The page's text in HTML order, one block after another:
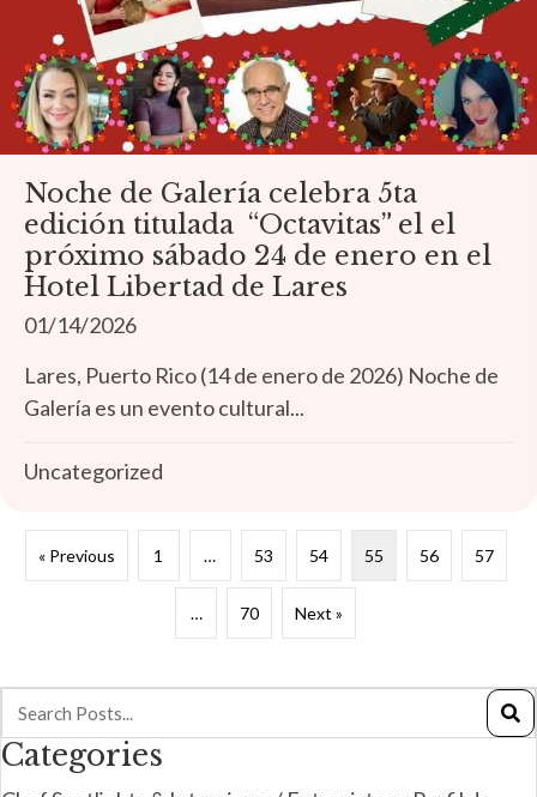
Noche de Galería celebra 5ta
edición titulada “Octavitas” el el
próximo sábado 24 de enero en el
Hotel Libertad de Lares
01/14/2026
Lares, Puerto Rico (14 de enero de 2026) Noche de
Galería es un evento cultural...
Uncategorized
« Previous 1 … 53 54 55 56 57
… 70 Next »
Categories